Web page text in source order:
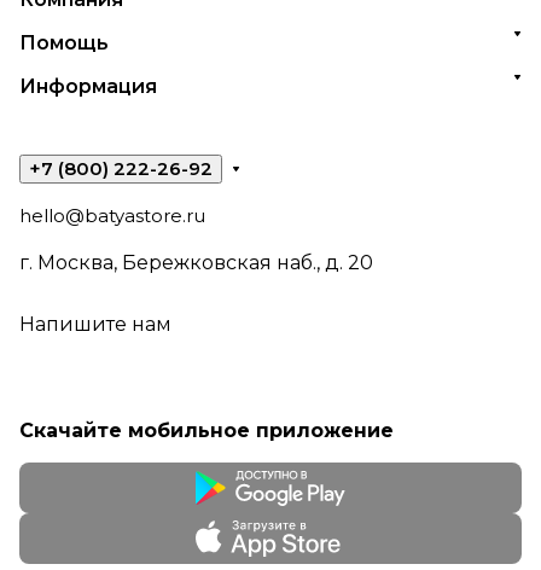
Помощь
Информация
+7 (800) 222-26-92
hello@batyastore.ru
г. Москва, Бережковская наб., д. 20
Напишите нам
Скачайте мобильное приложение